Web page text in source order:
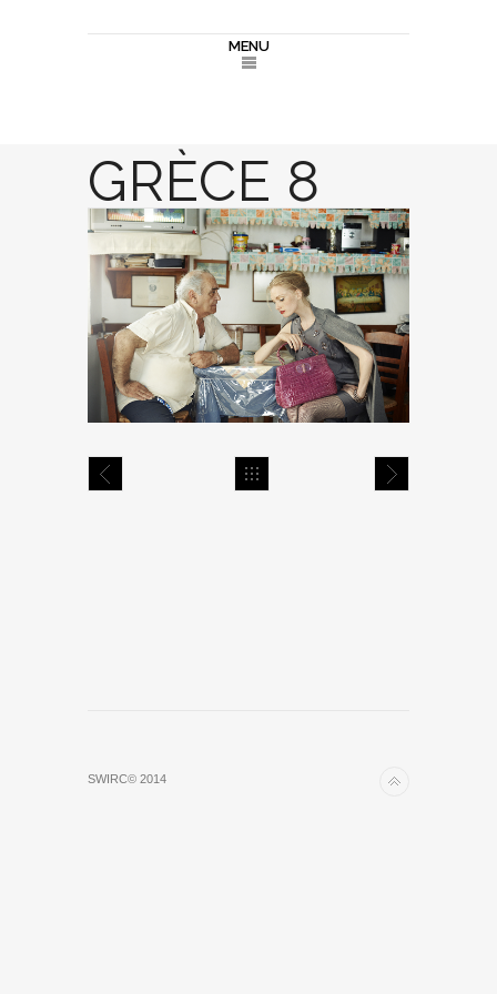
MENU
GRÈCE 8
SWIRC© 2014